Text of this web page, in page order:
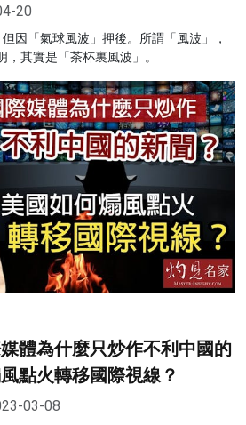
20
因「氣球風波」押後。所謂「風波」，
其實是「茶杯裏風波」。
體為什麼只炒作不利中國的
點火轉移國際視線？
03-08